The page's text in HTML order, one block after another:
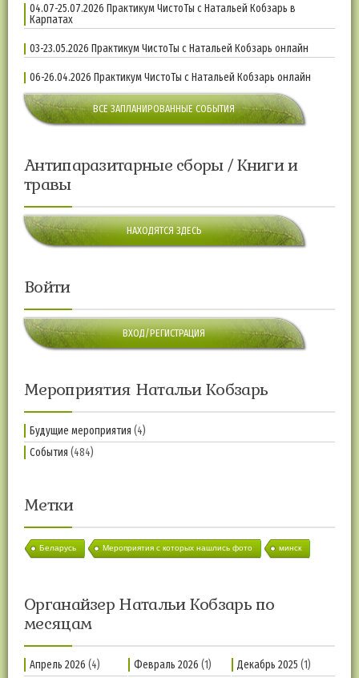
04.07-25.07.2026 Практикум ЧистоТы с Натальей Кобзарь в
Карпатах
03-23.05.2026 Практикум ЧистоТы с Натальей Кобзарь онлайн
06-26.04.2026 Практикум ЧистоТы с Натальей Кобзарь онлайн
ВСЕ ЗАПЛАНИРОВАННЫЕ СОБЫТИЯ
Антипаразитарные сборы / Книги и
травы
НАХОДЯТСЯ ЗДЕСЬ
Войти
ВХОД/РЕГИСТРАЦИЯ
Мероприятия Натальи Кобзарь
Будущие мероприятия (4)
События (484)
Метки
Беларусь Мероприятия с которых нашлись фото минск
Органайзер Натальи Кобзарь по
месяцам
Апрель 2026 (4) Февраль 2026 (1) Декабрь 2025 (1)